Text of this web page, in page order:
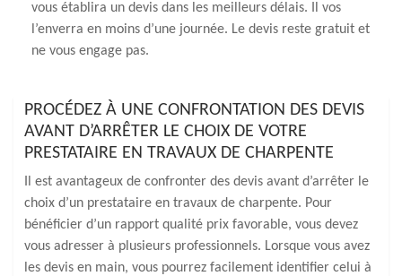
vous établira un devis dans les meilleurs délais. Il vos
l’enverra en moins d’une journée. Le devis reste gratuit et
ne vous engage pas.
PROCÉDEZ À UNE CONFRONTATION DES DEVIS
AVANT D’ARRÊTER LE CHOIX DE VOTRE
PRESTATAIRE EN TRAVAUX DE CHARPENTE
Il est avantageux de confronter des devis avant d’arrêter le
choix d’un prestataire en travaux de charpente. Pour
bénéficier d’un rapport qualité prix favorable, vous devez
vous adresser à plusieurs professionnels. Lorsque vous avez
les devis en main, vous pourrez facilement identifier celui à